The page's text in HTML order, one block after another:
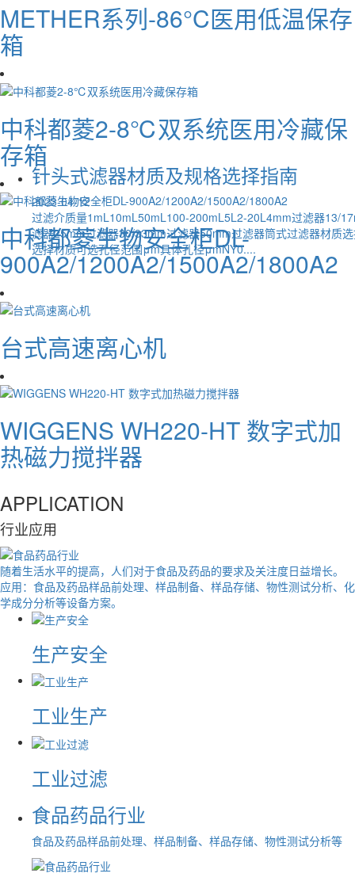
METHER系列-86°C医用低温保存
箱
中科都菱2-8℃双系统医用冷藏保
存箱
中科都菱生物安全柜DL-
900A2/1200A2/1500A2/1800A2
台式高速离心机
WIGGENS WH220-HT 数字式加
热磁力搅拌器
APPLICATION
行业应用
随着生活水平的提高，人们对于食品及药品的要求及关注度日益增长。
应用：食品及药品样品前处理、样品制备、样品存储、物性测试分析、化
学成分分析等设备方案。
生产安全
工业生产
工业过滤
食品药品行业
食品及药品样品前处理、样品制备、样品存储、物性测试分析等
针头式滤器材质及规格选择指南
2023-04-12
过滤介质量1mL10mL50mL100-200mL5L2-20L4mm过滤器13/
滤器25mm过滤器30/33mm过滤器50mm过滤器筒式过滤器材质
选择材质可选孔径范围μm具体孔径μmNY0....